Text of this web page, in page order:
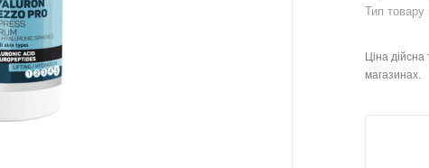
Тип товару
Ціна дійсна
магазинах.